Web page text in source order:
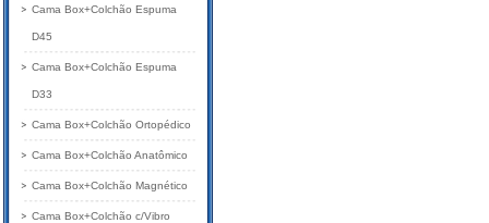
Cama Box+Colchão Espuma
D45
Cama Box+Colchão Espuma
D33
Cama Box+Colchão Ortopédico
Cama Box+Colchão Anatômico
Cama Box+Colchão Magnético
Cama Box+Colchão c/Vibro